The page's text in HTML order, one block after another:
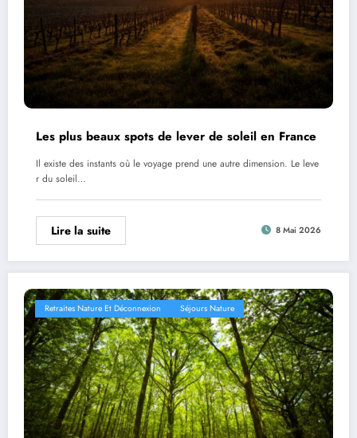
Les plus beaux spots de lever de soleil en France
Il existe des instants où le voyage prend une autre dimension. Le leve
r du soleil…
Lire la suite 8 Mai 2026
Retraites Nature Et Déconnexion Séjours Nature